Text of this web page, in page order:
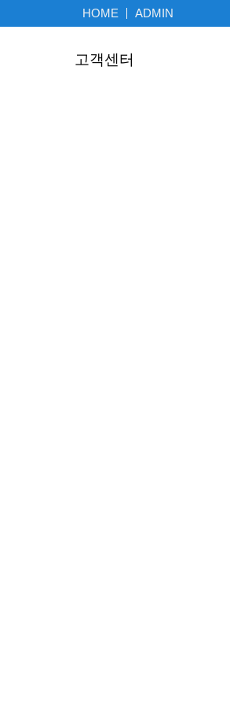
HOME ADMIN
고객센터